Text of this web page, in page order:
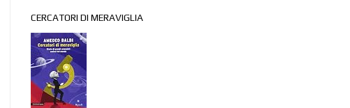
CERCATORI DI MERAVIGLIA